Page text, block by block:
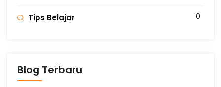
Tips Belajar 0
Blog Terbaru